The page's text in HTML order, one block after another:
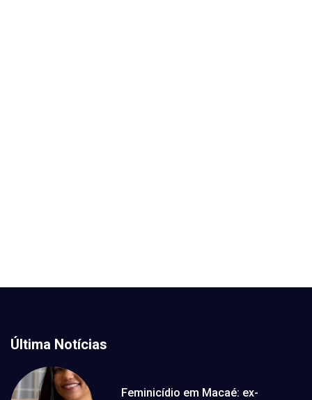
Última Notícias
Feminicídio em Macaé: ex-